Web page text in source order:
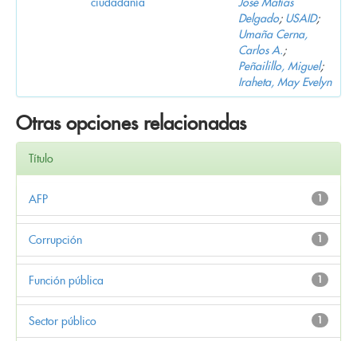
Delgado; USAID;
Umaña Cerna,
Carlos A.;
Peñailillo, Miguel;
Iraheta, May Evelyn
Otras opciones relacionadas
Título
1
AFP
1
Corrupción
1
Función pública
1
Sector público